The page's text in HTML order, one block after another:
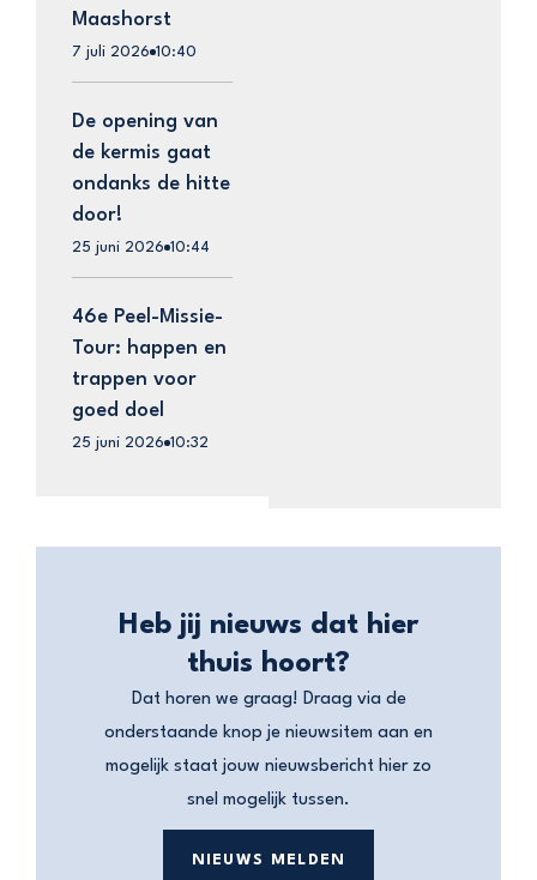
Maashorst
7 juli 2026 10:40
De opening van
de kermis gaat
ondanks de hitte
door!
25 juni 2026 10:44
46e Peel-Missie-
Tour: happen en
trappen voor
goed doel
25 juni 2026 10:32
Heb jij nieuws dat hier
thuis hoort?
Dat horen we graag! Draag via de
onderstaande knop je nieuwsitem aan en
mogelijk staat jouw nieuwsbericht hier zo
snel mogelijk tussen.
NIEUWS MELDEN